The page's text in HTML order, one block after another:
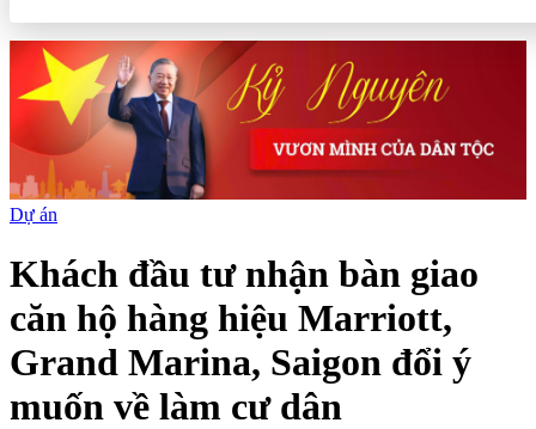
Dự án
Khách đầu tư nhận bàn giao
căn hộ hàng hiệu Marriott,
Grand Marina, Saigon đổi ý
muốn về làm cư dân